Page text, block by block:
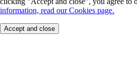
information, read our Cookies page.
Accept and close